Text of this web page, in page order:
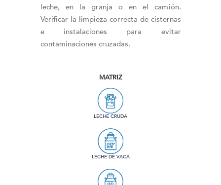
leche, en la granja o en el camión.
Verificar la limpieza correcta de cisternas
e instalaciones para evitar
contaminaciones cruzadas.
MATRIZ
LECHE CRUDA
LECHE DE VACA